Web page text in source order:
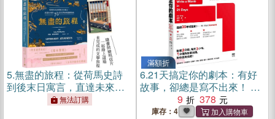
5.無盡的旅程：從荷馬史詩
到後末日寓言，直達未來的
76部文學經典遊歷指南【首
無法訂購
滿額折
6.21天搞定你的劇本：有好
故事，卻總是寫不出來！ 這
樣寫，讓你一口氣完成心中
劇本
9 378
庫存：4